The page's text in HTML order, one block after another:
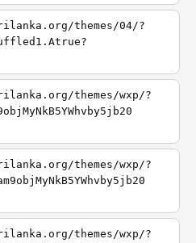
themes/04/?
themes/wxp/?
themes/wxp/?
themes/wxp/?